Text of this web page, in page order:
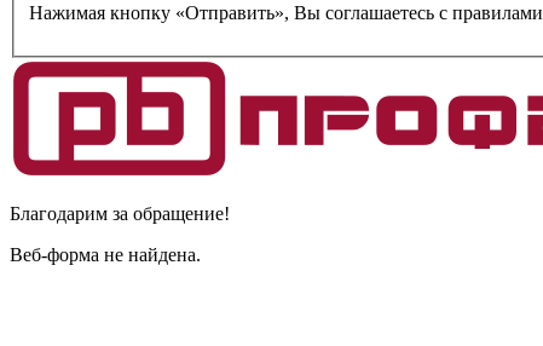
Нажимая кнопку «Отправить», Вы соглашаетесь c правилами
Благодарим за обращение!
Веб-форма не найдена.